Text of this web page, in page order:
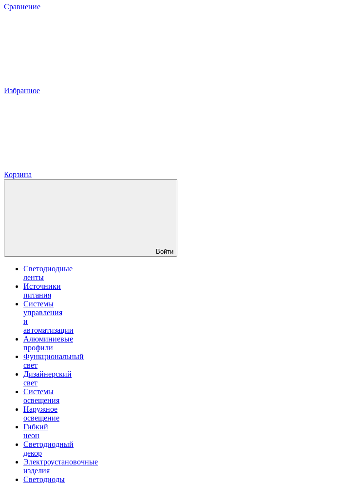
Сравнение
Избранное
Корзина
Войти
Светодиодные
ленты
Источники
питания
Системы
управления
и
автоматизации
Алюминиевые
профили
Функциональный
свет
Дизайнерский
свет
Системы
освещения
Наружное
освещение
Гибкий
неон
Светодиодный
декор
Электроустановочные
изделия
Светодиоды